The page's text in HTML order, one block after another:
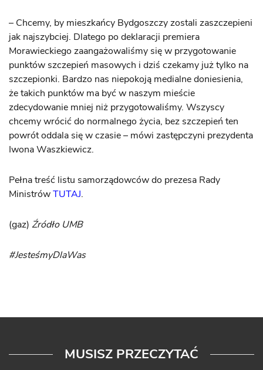
– Chcemy, by mieszkańcy Bydgoszczy zostali zaszczepieni
jak najszybciej. Dlatego po deklaracji premiera
Morawieckiego zaangażowaliśmy się w przygotowanie
punktów szczepień masowych i dziś czekamy już tylko na
szczepionki. Bardzo nas niepokoją medialne doniesienia,
że takich punktów ma być w naszym mieście
zdecydowanie mniej niż przygotowaliśmy. Wszyscy
chcemy wrócić do normalnego życia, bez szczepień ten
powrót oddala się w czasie – mówi zastępczyni prezydenta
Iwona Waszkiewicz.
Pełna treść listu samorządowców do prezesa Rady
MinistrówTUTAJ.
(gaz) Źródło UMB
#JesteśmyDlaWas
MUSISZ PRZECZYTAĆ